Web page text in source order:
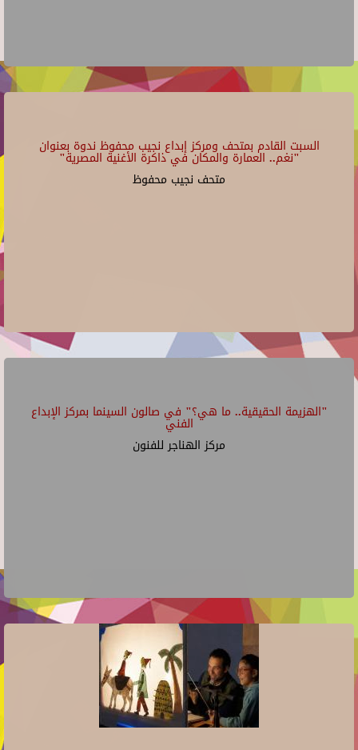
السبت القادم بمتحف ومركز إبداع نجيب محفوظ ندوة بعنوان
"نغم.. العمارة والمكان في ذاكرة الأغنية المصرية"
متحف نجيب محفوظ
"الهزيمة الحقيقية.. ما هي؟" في صالون السينما بمركز الإبداع
الفني
مركز الهناجر للفنون